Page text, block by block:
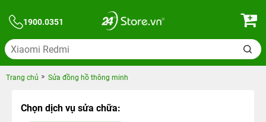
1900.0351
Trang chủ Sửa đồng hồ thông minh
Chọn dịch vụ sửa chữa: